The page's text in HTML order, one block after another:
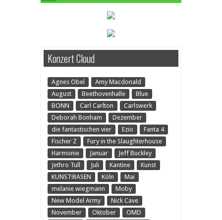
Konzert Cloud
Agnes Obel
Amy Macdonald
August
Beethovenhalle
Blue
BONN
Carl Carlton
Carlswerk
Deborah Bonham
Dezember
die fantastischen vier
Ezio
Fanta 4
Fischer Z
Fury in the Slaughterhouse
Harmonie
Januar
Jeff Buckley
Jethro Tull
Juli Kantine
Kunst
KUNST!RASEN
Köln
Mai
melanie wiegmann
Moby
New Model Army
Nick Cave
November
Oktober
OMD